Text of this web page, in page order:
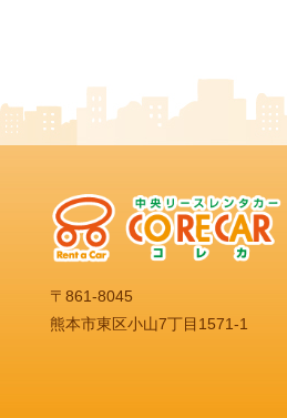
〒861-8045
熊本市東区小山7丁目1571-1